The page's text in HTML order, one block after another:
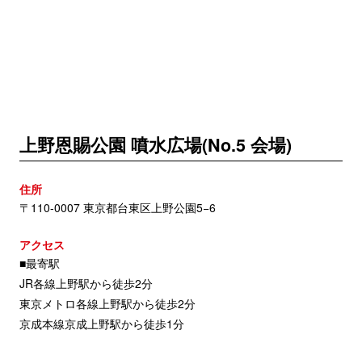
上野恩賜公園 噴水広場(No.5 会場)
住所
〒110-0007 東京都台東区上野公園5−6
アクセス
■最寄駅
JR各線上野駅から徒歩2分
東京メトロ各線上野駅から徒歩2分
京成本線京成上野駅から徒歩1分